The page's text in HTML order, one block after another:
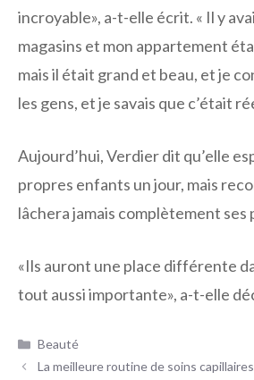
incroyable», a-t-elle écrit. « Il y
magasins et mon appartement
mais il était grand et beau, et je
les gens, et je savais que c’était
Aujourd’hui, Verdier dit qu’elle
propres enfants un jour, mais
lâchera jamais complètement
«Ils auront une place différente
tout aussi importante», a-t-elle
Catégories
Beauté
La meilleure routine de soins